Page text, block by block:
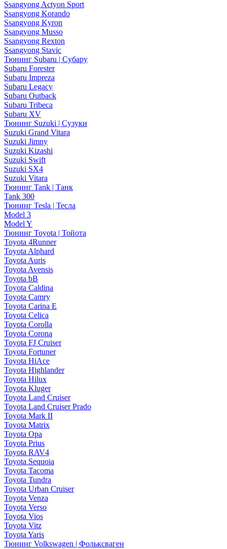
Ssangyong Actyon Sport
Ssangyong Korando
Ssangyong Kyron
Ssangyong Musso
Ssangyong Rexton
Ssangyong Stavic
Тюнинг Subaru | Субару
Subaru Forester
Subaru Impreza
Subaru Legacy
Subaru Outback
Subaru Tribeca
Subaru XV
Тюнинг Suzuki | Сузуки
Suzuki Grand Vitara
Suzuki Jimny
Suzuki Kizashi
Suzuki Swift
Suzuki SX4
Suzuki Vitara
Тюнинг Tank | Танк
Tank 300
Тюнинг Tesla | Тесла
Model 3
Model Y
Тюнинг Toyota | Тойота
Toyota 4Runner
Toyota Alphard
Toyota Auris
Toyota Avensis
Toyota bB
Toyota Caldina
Toyota Camry
Toyota Carina E
Toyota Celica
Toyota Corolla
Toyota Corona
Toyota FJ Cruiser
Toyota Fortuner
Toyota HiAce
Toyota Highlander
Toyota Hilux
Toyota Kluger
Toyota Land Cruiser
Toyota Land Cruiser Prado
Toyota Mark II
Toyota Matrix
Toyota Opa
Toyota Prius
Toyota RAV4
Toyota Sequoia
Toyota Tacoma
Toyota Tundra
Toyota Urban Cruiser
Toyota Venza
Toyota Verso
Toyota Vios
Toyota Vitz
Toyota Yaris
Тюнинг Volkswagen | Фольксваген